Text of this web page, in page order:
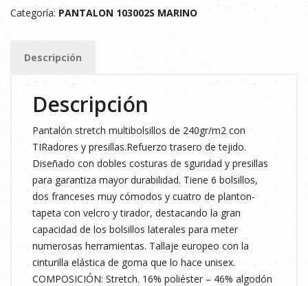
MARINO
Categoría: PANTALON 103002S MARINO
Descripción
Descripción
Pantalón stretch multibolsillos de 240gr/m2 con
TIRadores y presillas.Refuerzo trasero de tejido.
Diseñado con dobles costuras de sguridad y presillas
para garantiza mayor durabilidad. Tiene 6 bolsillos,
dos franceses muy cómodos y cuatro de planton-
tapeta con velcro y tirador, destacando la gran
capacidad de los bolsillos laterales para meter
numerosas herramientas. Tallaje europeo con la
cinturilla elástica de goma que lo hace unisex.
COMPOSICIÓN: Stretch. 16% poliéster – 46% algodón